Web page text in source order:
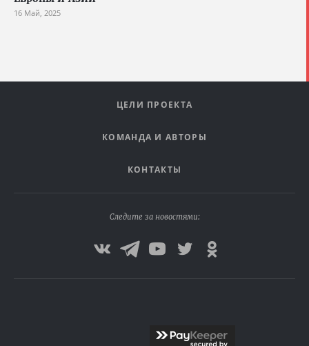
16 Май, 2025
ЦЕЛИ ПРОЕКТА
КОМАНДА И АВТОРЫ
КОНТАКТЫ
Следите за новостями: